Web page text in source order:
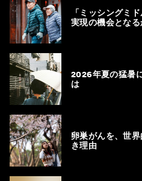
「ミッシングミ
実現の機会となる
2026年夏の猛暑
は
卵巣がんを、世
き理由